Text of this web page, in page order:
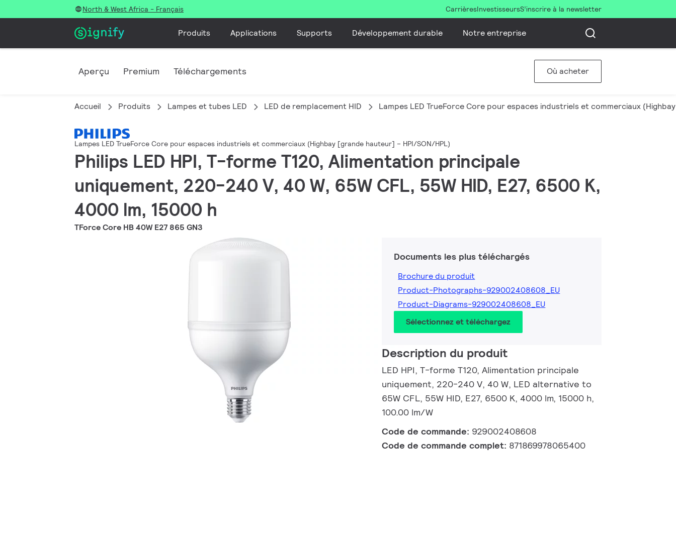
North & West Africa - Français CarrièresInvestisseursS’inscrire à la newsletter
Produits Applications Supports Développement durable Notre entreprise
Aperçu Premium Téléchargements Où acheter
Accueil Produits Lampes et tubes LED LED de remplacement HID Lampes LED TrueForce Core pour espaces industriels et commerciaux
Lampes LED TrueForce Core pour espaces industriels et commerciaux (Highbay [grande hauteur] – HPI/SON/HPL)
Philips LED HPI, T-forme T120, Alimentation principale
uniquement, 220-240 V, 40 W, 65W CFL, 55W HID, E27, 6500 K,
4000 lm, 15000 h
TForce Core HB 40W E27 865 GN3
Documents les plus téléchargés
Brochure du produit
Product-Photographs-929002408608_EU
Product-Diagrams-929002408608_EU
Sélectionnez et téléchargez
Description du produit
LED HPI, T-forme T120, Alimentation principale
uniquement, 220-240 V, 40 W, LED alternative to
65W CFL, 55W HID, E27, 6500 K, 4000 lm, 15000 h,
100.00 lm/W
Code de commande: 929002408608
Code de commande complet: 871869978065400